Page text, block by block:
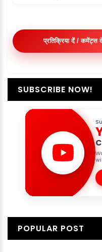
प्रतिक्रिया दें / कमेंट्स
SUBSCRIBE NOW!
POPULAR POST